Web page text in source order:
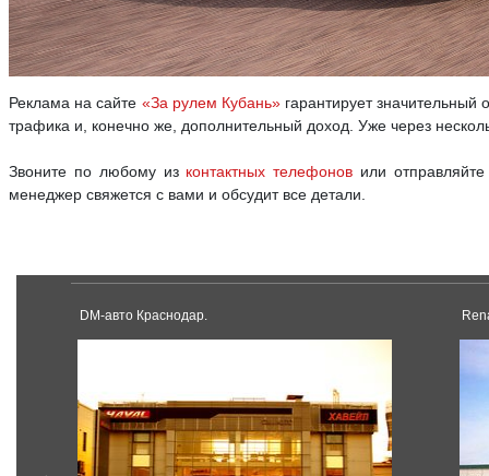
Реклама на сайте «За рулем Кубань»гарантирует значительный
трафика и, конечно же, дополнительный доход. Уже через
Звоните по любому из контактных телефонов или
менеджер свяжется с вами и обсудит все детали.
DM-авто Краснодар.